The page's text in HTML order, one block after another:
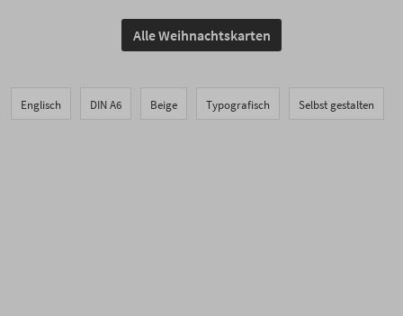
Alle Weihnachtskarten
Englisch DIN A6 Beige Typografisch Selbst gestalten